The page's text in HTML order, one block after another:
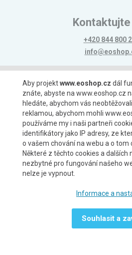
+420 844 800
Možnosti
Možnosti
Aby projektwww.eoshop.cz dál
znáte, abyste na www.eoshop.cz
hledáte, abychom vás
reklamou, abychom mohli
používáme my i naši partneři
identifikátory jako IP adresy, ze
o vašem chování na webu a o tom
Některé z těchto cookies a dalších
nezbytné pro fungování našeho
nelze je vypnout.
Informace a
Souhlasit a